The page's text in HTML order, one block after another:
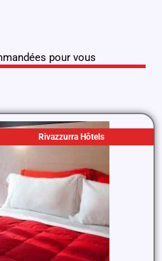
pour vous
Rivazzurra Hôtels